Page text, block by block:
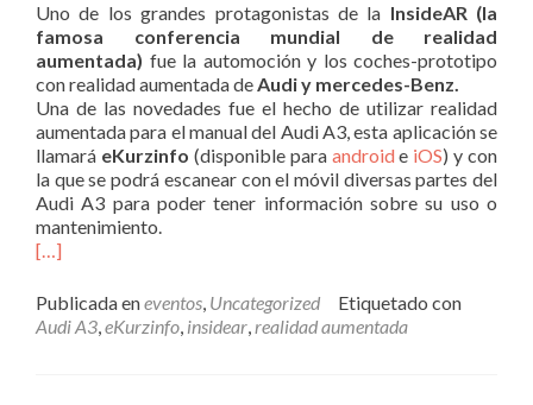
Uno de los grandes protagonistas de la InsideAR (la
famosa conferencia mundial de realidad
aumentada) fue la automoción y los coches-prototipo
con realidad aumentada deAudi y mercedes-Benz.
Una de las novedades fue el hecho de utilizar realidad
aumentada para el manual del Audi A3, esta aplicación se
llamará eKurzinfo (disponible para androide iOS) y con
la que se podrá escanear con el móvil diversas partes del
Audi A3 para poder tener información sobre su uso o
mantenimiento.
[…]
Publicada eneventos, Uncategorized
Etiquetado con
Audi A3,eKurzinfo, insidear,realidad aumentada